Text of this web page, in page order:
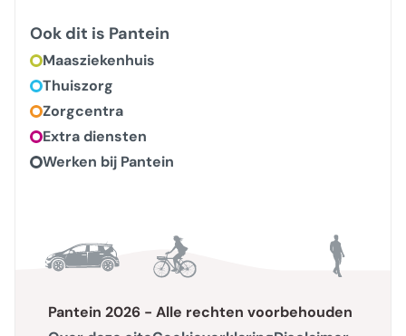
Ook dit is Pantein
Maasziekenhuis
Thuiszorg
Zorgcentra
Extra diensten
Werken bij Pantein
Pantein 2026 - Alle rechten voorbehouden